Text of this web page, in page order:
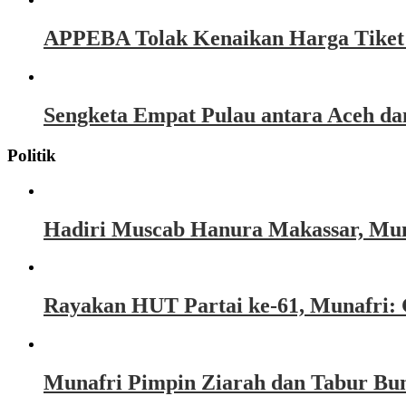
APPEBA Tolak Kenaikan Harga
Sengketa Empat Pulau antara Aceh
Politik
Hadiri Muscab Hanura Makassar,
Rayakan HUT Partai ke-61,
Munafri Pimpin Ziarah dan Tabur